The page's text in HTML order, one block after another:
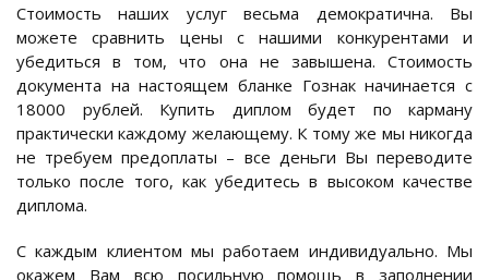
Стоимость наших услуг весьма демократична. Вы
можете сравнить цены с нашими конкурентами и
убедиться в том, что она не завышена. Стоимость
документа на настоящем бланке Гознак начинается с
18000 рублей. Купить диплом будет по карману
практически каждому желающему. К тому же мы никогда
не требуем предоплаты – все деньги Вы переводите
только после того, как убедитесь в высоком качестве
диплома.
С каждым клиентом мы работаем индивидуально. Мы
окажем Вам всю посильную помощь в заполнении